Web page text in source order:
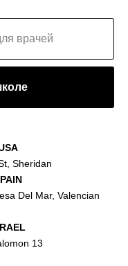
Sheridan
Del Mar, Valencian
13